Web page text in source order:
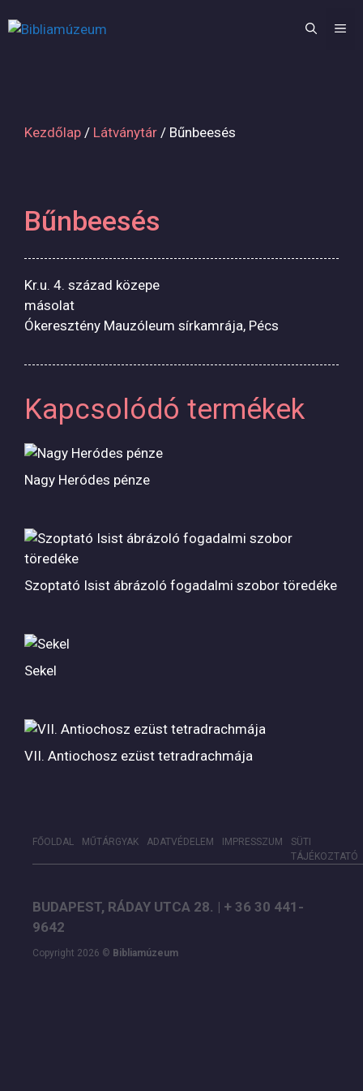
Kezdőlap / Látványtár / Bűnbeesés
Bűnbeesés
Kr.u. 4. század közepe
másolat
Ókeresztény Mauzóleum sírkamrája, Pécs
Kapcsolódó termékek
Nagy Heródes pénze
Szoptató Isist ábrázoló fogadalmi szobor töredéke
Sekel
VII. Antiochosz ezüst tetradrachmája
FŐOLDAL MŰTÁRGYAK ADATVÉDELEM IMPRESSZUM
SÜTI
TÁJÉKOZTATÓ
BUDAPEST, RÁDAY UTCA 28. | + 36 30 441-
9642
Copyright 2026 © Bibliamúzeum